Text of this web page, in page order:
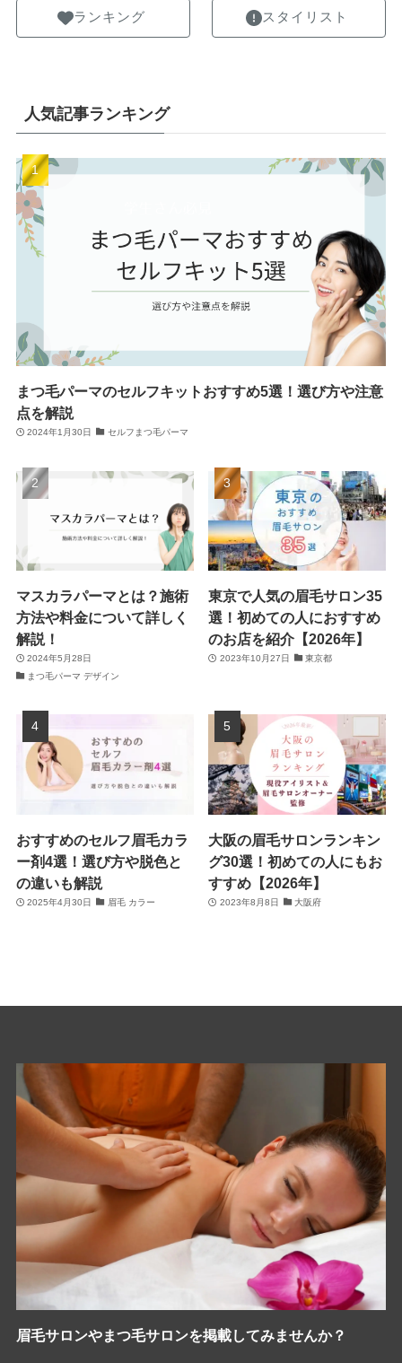
ランキング スタイリスト
人気記事ランキング
まつ毛パーマのセルフキットおすすめ5選！選び方や注意
点を解説
2024年1月30日 セルフまつ毛パーマ
マスカラパーマとは？施術
方法や料金について詳しく
解説！
2024年5月28日
まつ毛パーマ デザイン
東京で人気の眉毛サロン35
選！初めての人におすすめ
のお店を紹介【2026年】
2023年10月27日 東京都
おすすめのセルフ眉毛カラ
ー剤4選！選び方や脱色と
の違いも解説
2025年4月30日 眉毛 カラー
大阪の眉毛サロンランキン
グ30選！初めての人にもお
すすめ【2026年】
2023年8月8日 大阪府
眉毛サロンやまつ毛サロンを掲載してみませんか？